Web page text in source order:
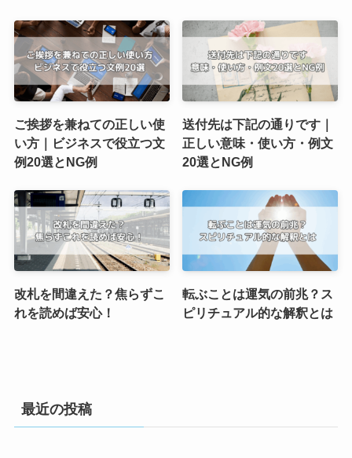
ご挨拶を兼ねての正しい使
い方｜ビジネスで役立つ文
例20選とNG例
送付先は下記の通りです｜
正しい意味・使い方・例文
20選とNG例
改札を間違えた？焦らずこ
れを読めば安心！
転ぶことは運気の前兆？ス
ピリチュアル的な解釈とは
最近の投稿